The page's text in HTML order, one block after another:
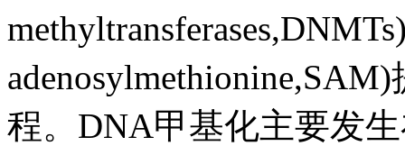
程。DNA甲基化主要发